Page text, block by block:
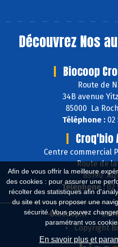
Afin de vous offrir la meilleure
des cookies : pour assurer une
récolter des statistiques afin
du site et vous proposer une
sécurité. Vous pouvez
paramétrant vos
En savoir plus et
Découvrez Nos
Biocoop
Route de
34B avenue
85000 La
Téléphone : 02
Croq'bio
Centre commercial
Route de
85190
Téléphone :02
Biocoop.fr
Le
Copyright